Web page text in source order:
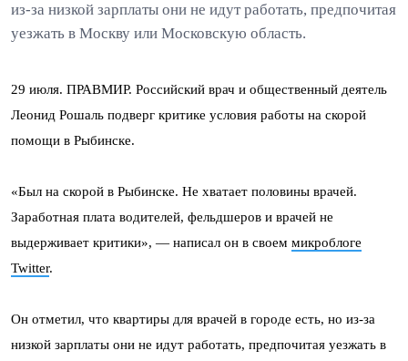
из-за низкой зарплаты они не идут работать, предпочитая
уезжать в Москву или Московскую область.
29 июля. ПРАВМИР. Российский врач и общественный деятель
Леонид Рошаль подверг критике условия работы на скорой
помощи в Рыбинске.
«Был на скорой в Рыбинске. Не хватает половины врачей.
Заработная плата водителей, фельдшеров и врачей не
выдерживает критики», — написал он в своем микроблоге
Twitter.
Он отметил, что квартиры для врачей в городе есть, но из-за
низкой зарплаты они не идут работать, предпочитая уезжать в